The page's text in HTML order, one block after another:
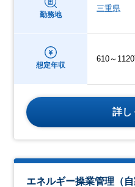
勤務地
三重県
想定年収
610～
詳し
エネルギー操業管理（